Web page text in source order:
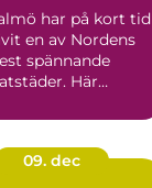
har på kort tid
en av Nordens
spännande
Här
m...
09. dec